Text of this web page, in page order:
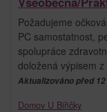
Požadujeme
PC samostatnost,
spolupráce
doložená výpisem z
Aktualizováno před
Domov U Biřičky